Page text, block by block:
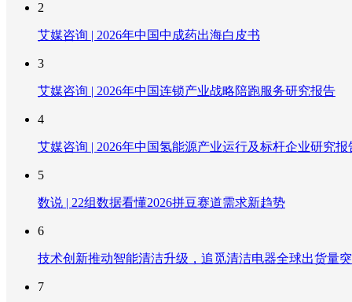
2
艾媒咨询 | 2026年中国中成药出海白皮书
3
艾媒咨询 | 2026年中国连锁产业战略陪跑服务研究报告
4
艾媒咨询 | 2026年中国氢能源产业运行及标杆企业研究报
5
数说 | 22组数据看懂2026拼豆赛道需求新趋势
6
技术创新推动智能清洁升级，追觅清洁电器全球出货量
7